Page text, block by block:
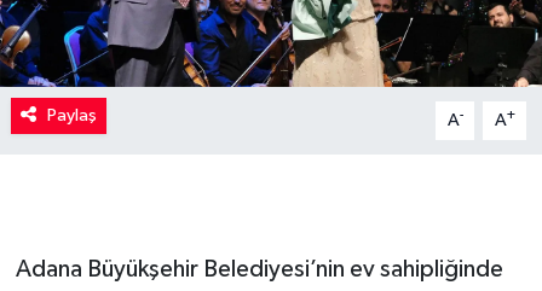
Paylaş A- A+
Adana Büyükşehir Belediyesi’nin ev sahipliğinde